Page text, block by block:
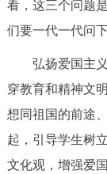
看，这三个问题
们要一代一代问
弘扬爱国主义
穿教育和精神文
想同祖国的前途
起，引导学生树
文化观，增强爱